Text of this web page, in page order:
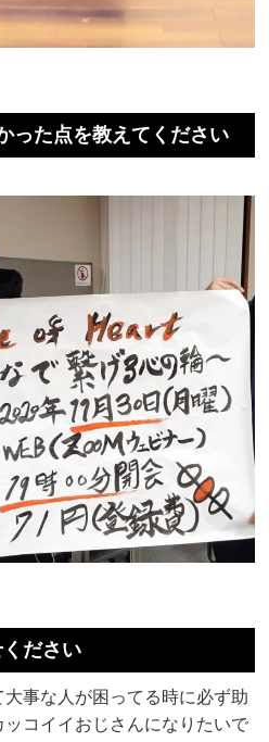
った点を教えてください
ださい
事な人が困ってる時に必ず助
コイイおじさんになりたいで